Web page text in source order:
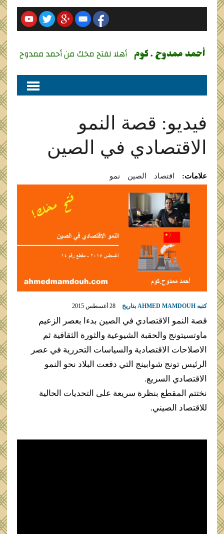
أحمد ممدوح . كوم أهلا لفتح مخك من أحمد ممدوح
فيديو: قصة النمو
الاقتصادي في الصين
علامات: اقتصاد الصين نمو
كتبه AHMED MAMDOUHبتاريخ 28 أغسطس 2015
قصة ‫‏النمو‬ الاقتصادي في ‫‏الصين‬ بدءا بعصر الزعيم
ماوتسيتونج والحقبة الشيوعية والثورة الثقافية ثم
الاصلاحات الاقتصادية والسياسات التحررية في عصر
الرئيس تونج شوابينج التي دفعت البلاد نحو النمو
الاقتصادي السريع.
نختتم المقطع بنظرة سريعة على التحديات الحالية
للاقتصاد الصيني.